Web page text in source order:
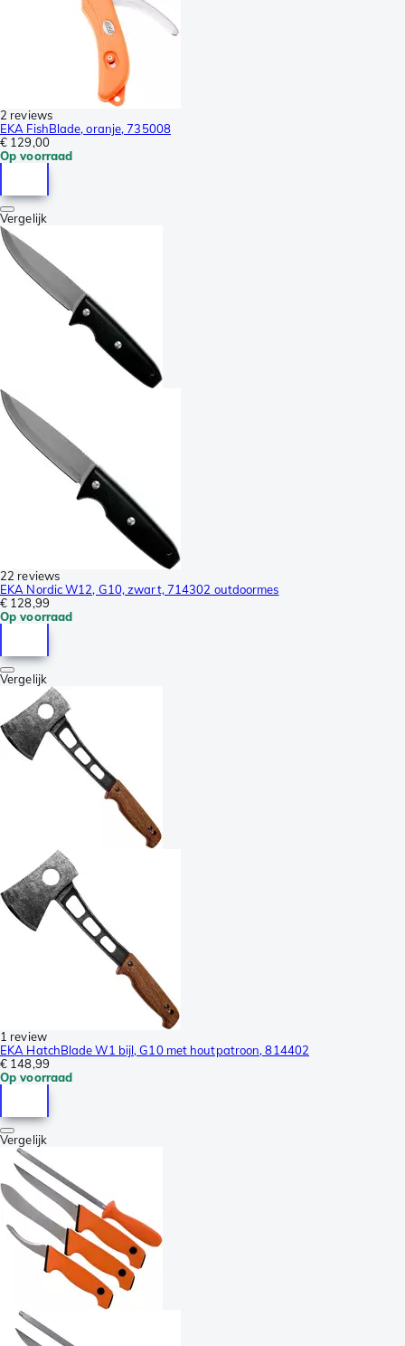
2 reviews
EKA FishBlade, oranje, 735008
€ 129,00
Op voorraad
Vergelijk
22 reviews
EKA Nordic W12, G10, zwart, 714302 outdoormes
€ 128,99
Op voorraad
Vergelijk
1 review
EKA HatchBlade W1 bijl, G10 met houtpatroon, 814402
€ 148,99
Op voorraad
Vergelijk